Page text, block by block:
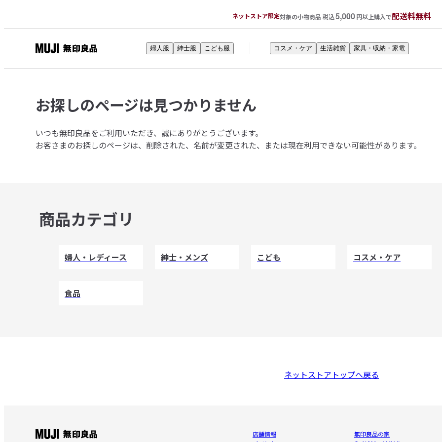
ネットストア限定対象の小物商品 税込5,000円以上購入で配送料無料
印
品
ネ
ト
ス
婦人服 紳士服 こども服 コスメ・ケア 生活雑貨 家具・収納・家電
お探しのページは見つかりません
いつも無印良品をご利用いただき、誠にありがとうございます。
お客さまのお探しのページは、削除された、名前が変更された、または現在利用できない可能性があります。
商品カテゴリ
婦人・レディース 紳士・メンズ こども コスメ・ケア
食品
ネットストアトップへ戻る
店舗情報
無印良品の家